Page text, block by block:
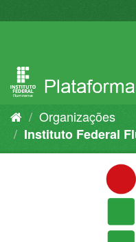
para
Organizações
Instituto Federal